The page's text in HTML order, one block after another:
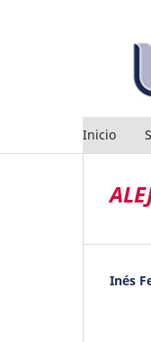
Inicio
Inés